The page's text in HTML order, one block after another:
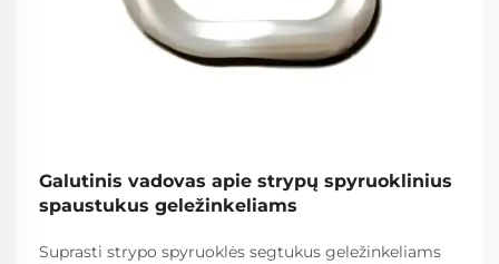
Galutinis vadovas apie strypų spyruoklinius
spaustukus geležinkeliams
Suprasti strypo spyruoklės segtukus geležinkeliams